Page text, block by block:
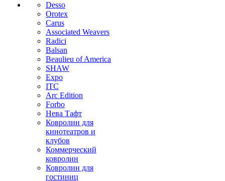
Desso
Orotex
Carus
Associated Weavers
Radici
Balsan
Beaulieu of America
SHAW
Expo
ITC
Arc Edition
Forbo
Нева Тафт
Ковролин для
кинотеатров и
клубов
Коммерческий
ковролин
Ковролин для
гостиниц